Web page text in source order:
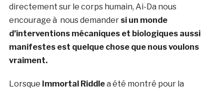
directement sur le corps humain, Ai-Da nous
encourage à nous demander si un monde
d’interventions mécaniques et biologiques aussi
manifestes est quelque chose que nous voulons
vraiment.
Lorsque Immortal Riddlea été montré pour la